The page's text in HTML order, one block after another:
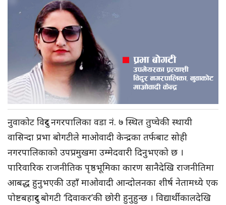
नुवाकोट विदुर नगरपालिका वडा नं. ७ स्थित तुप्चेकी स्थायी
वासिन्दा प्रभा बोगटीले माओवादी केन्द्रका तर्फबाट सोही
नगरपालिकाको उपप्रमुखमा उम्मेदवारी दिनुभएको छ ।
पारिवारिक राजनीतिक पृष्ठभूमिका कारण सानैदेखि राजनीतिमा
आबद्ध हुनुभएकी उहाँ माओवादी आन्दोलनका शीर्ष नेतामध्ये एक
पोष्टबहादुर बोगटी ‘दिवाकर’की छोरी हुनुहुन्छ । विद्यार्थीकालदेखि